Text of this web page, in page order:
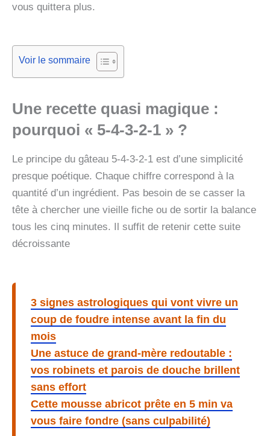
vous quittera plus.
Voir le sommaire
Une recette quasi magique :
pourquoi « 5-4-3-2-1 » ?
Le principe du gâteau 5-4-3-2-1 est d’une simplicité
presque poétique. Chaque chiffre correspond à la
quantité d’un ingrédient. Pas besoin de se casser la
tête à chercher une vieille fiche ou de sortir la balance
tous les cinq minutes. Il suffit de retenir cette suite
décroissante
3 signes astrologiques qui vont vivre un
coup de foudre intense avant la fin du
mois
Une astuce de grand-mère redoutable :
vos robinets et parois de douche brillent
sans effort
Cette mousse abricot prête en 5 min va
vous faire fondre (sans culpabilité)